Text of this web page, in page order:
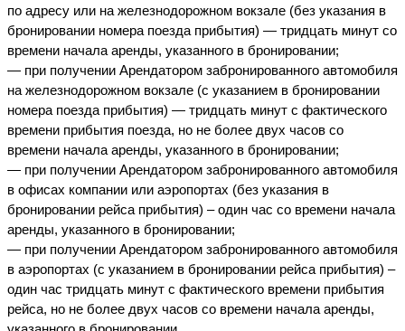
по адресу или на железнодорожном вокзале (без указания в
бронировании номера поезда прибытия) — тридцать минут со
времени начала аренды, указанного в бронировании;
— при получении Арендатором забронированного автомобиля
на железнодорожном вокзале (с указанием в бронировании
номера поезда прибытия) — тридцать минут с фактического
времени прибытия поезда, но не более двух часов со
времени начала аренды, указанного в бронировании;
— при получении Арендатором забронированного автомобиля
в офисах компании или аэропортах (без указания в
бронировании рейса прибытия) – один час со времени начала
аренды, указанного в бронировании;
— при получении Арендатором забронированного автомобиля
в аэропортах (с указанием в бронировании рейса прибытия) –
один час тридцать минут с фактического времени прибытия
рейса, но не более двух часов со времени начала аренды,